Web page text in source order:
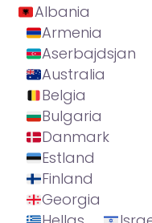
Albania
Armenia
Aserbajdsjan
Australia
Belgia
Bulgaria
Danmark
Estland
Finland
Georgia